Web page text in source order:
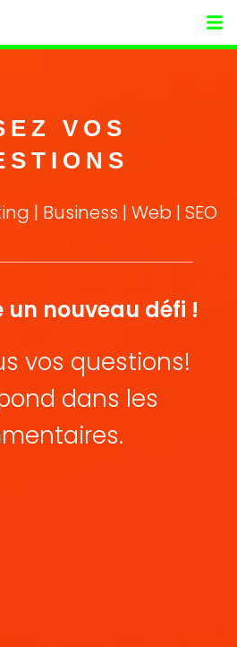
VOS
| Business | Web | SEO
un nouveau défi !
vos questions!
dans les